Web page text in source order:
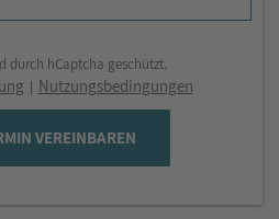
durch hCaptcha geschützt.
| Nutzungsbedingungen
VEREINBAREN